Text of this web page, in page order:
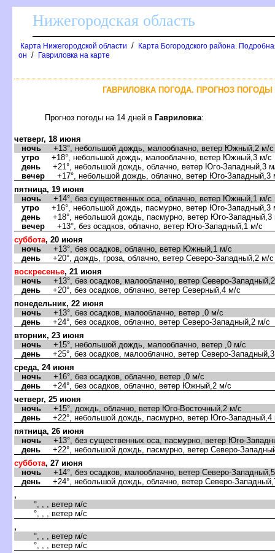
Нижегородская область
Карта Нижегородской области /
Карта Богородского района.
он / Гавриловка на карте
ГАВРИЛОВКА ПОГОДА. ПРОГНОЗ
Прогноз погоды на 14 дней Гавриловка:
четверг, 18 июня
ночь +13°, небольшой дождь, малооблачно, ветер Южный,2 м/с
утро +18°, небольшой дождь, малооблачно, ветер Южный,3 м/с
день +21°, небольшой дождь, облачно, ветер Юго-Западный,3
ечер +17°, небольшой дождь, облачно, ветер Юго-Западный,3
пятница, 19 июня
ночь +14°, без существенных оса, облачно, ветер Южный,1 м/с
утро +16°, небольшой дождь, пасмурно, ветер Юго-Западный,3
день +18°, небольшой дождь, пасмурно, ветер Юго-Западный,3
ечер +13°, без осадков, облачно, ветер Юго-Западный,1 м/с
суббота, 20 июня
ночь +13°, без осадков, облачно, ветер Южный,1 м/с
день +20°, дождь, гроза, облачно, ветер Северо-Западный,2 м/с
оскресенье, 21 июня
ночь +13°, без осадков, малооблачно, ветер Северо-
день +20°, без осадков, облачно, ветер Северный,4 м/с
понедельник, 22 июня
ночь +13°, без осадков, малооблачно, ветер ,0 м/с
день +24°, без осадков, облачно, ветер Северо-Западный,2 м/с
торник, 23 июня
ночь +15°, небольшой дождь, малооблачно, ветер ,0 м/с
день +25°, без осадков, малооблачно, ветер Северо-
среда, 24 июня
ночь +16°, без осадков, облачно, ветер ,0 м/с
день +24°, без осадков, облачно, ветер Южный,2 м/с
четверг, 25 июня
ночь +15°, дождь, облачно, ветер Юго-Восточный,2 м/с
день +22°, небольшой дождь, пасмурно, ветер Юго-Западный,4
пятница, 26 июня
ночь +13°, без существенных оса, пасмурно, ветер Юго-
день +22°, небольшой дождь, пасмурно, ветер Северо-
суббота, 27 июня
ночь +14°, без осадков, малооблачно, ветер Северо-
день +24°, небольшой дождь, облачно, ветер Северо-
,
°, , , ветер м/с
°, , , ветер м/с
,
°, , , ветер м/с
°, , , ветер м/с